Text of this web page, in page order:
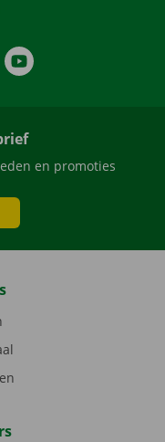
LinkedIn
en promoties